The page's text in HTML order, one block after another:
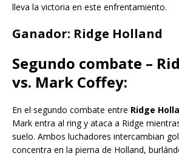
lleva la victoria en este enfrentamiento.
Ganador: Ridge Holland
Segundo combate –
vs. Mark Coffey:
En el segundo combate entre Ridge
Mark entra al ring y ataca a Ridge
suelo. Ambos luchadores intercambian
concentra en la pierna de Holland,